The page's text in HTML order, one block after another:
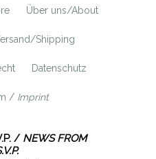
Über uns/About
Shipping
Datenschutz
/ Imprint
/ NEWS FROM